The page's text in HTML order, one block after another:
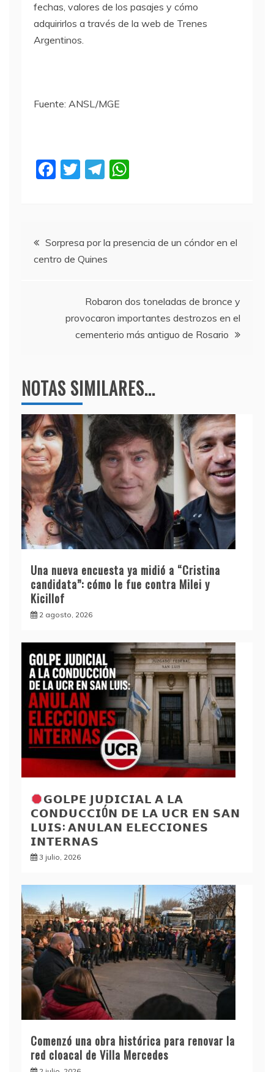
fechas, valores de los pasajes y cómo
adquirirlos a través de la web de Trenes
Argentinos.
Fuente: ANSL/MGE
F
b
o
T
T
a
m
A
Navegación
de
entradas
Sorpresa por la presencia de un cóndor en el
centro de Quines
Robaron dos toneladas de bronce y
provocaron importantes destrozos en el
cementerio más antiguo de Rosario
NOTAS SIMILARES...
Una nueva encuesta ya midió a “Cristina
candidata”: cómo le fue contra Milei y
Kicillof
2 agosto, 2026
𝗚𝗢𝗟𝗣𝗘 𝗝𝗨𝗗𝗜𝗖𝗜𝗔𝗟 𝗔 𝗟𝗔
𝗖𝗢𝗡𝗗𝗨𝗖𝗖𝗜Ó𝗡 𝗗𝗘 𝗟𝗔 𝗨𝗖𝗥 𝗘𝗡 𝗦𝗔𝗡
𝗟𝗨𝗜𝗦: 𝗔𝗡𝗨𝗟𝗔𝗡 𝗘𝗟𝗘𝗖𝗖𝗜𝗢𝗡𝗘𝗦
𝗜𝗡𝗧𝗘𝗥𝗡𝗔𝗦
3 julio, 2026
Comenzó una obra histórica para renovar la
red cloacal de Villa Mercedes